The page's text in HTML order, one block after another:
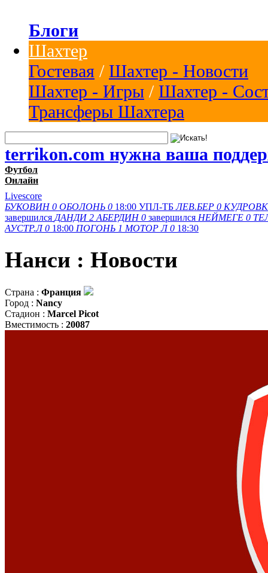
Блоги
Шахтер
Гостевая / Шахтер - Новости
Шахтер - Игры / Шахтер -
Трансферы Шахтера
terrikon.com нужна ваша
Футбол
Онлайн
Livescore
БУКОВИН 0 ОБОЛОНЬ 0 18:00 УПЛ-ТБ ЛЕВ.БЕР 0 КУДРОВК
завершился ДАНДИ 2 АБЕРДИН 0 завершился НЕЙМЕГЕ 0
АУСТР.Л 0 18:00 ПОГОНЬ 1 МОТОР Л 0 18:30
Нанси : Новости
Страна : Франция
Город : Nancy
Стадион : Marcel Picot
Вместимость : 20087